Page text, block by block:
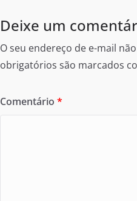
Deixe um
O seu endereço de e-mail
obrigatórios são marcados
Comentário *